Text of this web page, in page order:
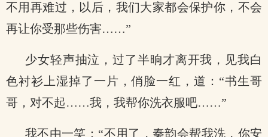
不用再难过，以后，我们大家都会保护你，不会
再让你受那些伤害……”
少女轻声抽泣，过了半晌才离开我，见我白
色衬衫上湿掉了一片，俏脸一红，道：“书生哥
哥，对不起……我，我帮你洗衣服吧……”
我不由一笑：“不用了，秦韵会帮我洗，你安